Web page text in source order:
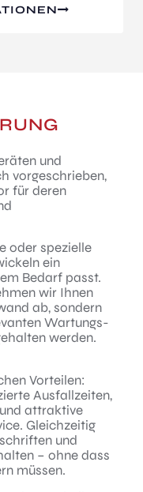
und
vorgeschrieben,
für deren
oder spezielle
ein
Bedarf passt.
wir Ihnen
ab, sondern
Wartungs-
werden.
Vorteilen:
Ausfallzeiten,
attraktive
Gleichzeitig
und
– ohne dass
müssen.